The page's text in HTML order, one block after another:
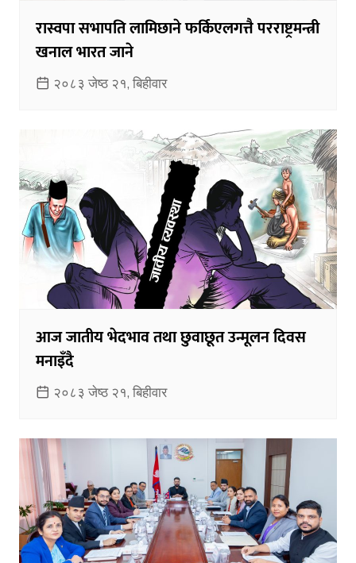
रास्वपा सभापति लामिछाने फर्किएलगत्तै परराष्ट्रमन्त्री
खनाल भारत जाने
२०८३ जेष्ठ २१, बिहीवार
आज जातीय भेदभाव तथा छुवाछूत उन्मूलन दिवस
मनाइँदै
२०८३ जेष्ठ २१, बिहीवार